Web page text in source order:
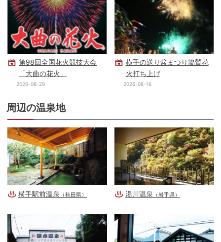
第98回全国花火競技大会
「大曲の花火」
2026-08-29
横手の送り盆まつり協賛花
火打ち上げ
2026-08-16
周辺の温泉地
横手駅前温泉 （秋田県） 湯川温泉 （岩手県）